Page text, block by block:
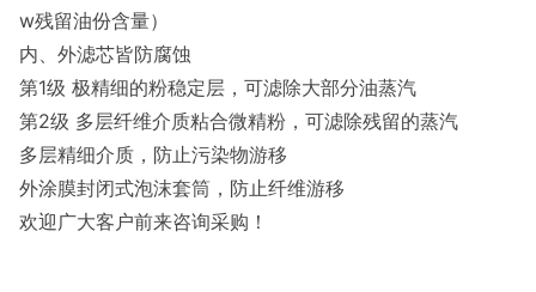
w残留油份含量）
内、外滤芯皆防腐蚀
第1级 极精细的粉稳定层，可滤除大部分油蒸汽
第2级 多层纤维介质粘合微精粉，可滤除残留的蒸汽
多层精细介质，防止污染物游移
外涂膜封闭式泡沫套筒，防止纤维游移
欢迎广大客户前来咨询采购！